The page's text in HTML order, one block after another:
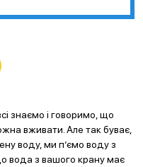
знаємо і говоримо, що
вживати. Але так буває,
воду, ми п’ємо воду з
вода з вашого крану має